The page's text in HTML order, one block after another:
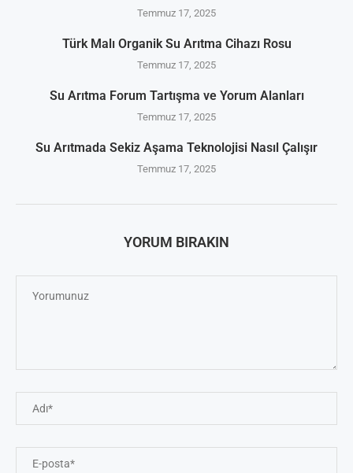
Temmuz 17, 2025
Türk Malı Organik Su Arıtma Cihazı Rosu
Temmuz 17, 2025
Su Arıtma Forum Tartışma ve Yorum Alanları
Temmuz 17, 2025
Su Arıtmada Sekiz Aşama Teknolojisi Nasıl Çalışır
Temmuz 17, 2025
YORUM BIRAKIN